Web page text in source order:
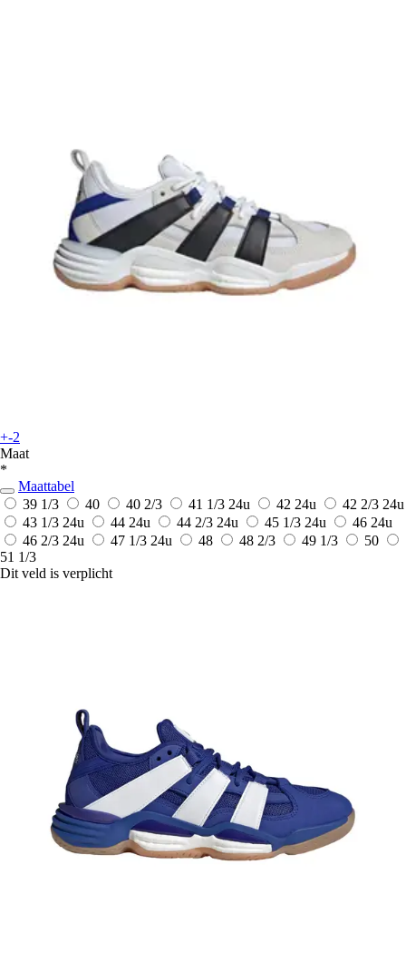
+-2
Maat
*
Maattabel
39 1/3
40 40 2/3 41 1/3 24u 42 24u 42 2/3 24u
43 1/3 24u 44 24u 44 2/3 24u 45 1/3 24u 46 24u
46 2/3 24u 47 1/3 24u 48 48 2/3 49 1/3
50
51 1/3
Dit veld is verplicht